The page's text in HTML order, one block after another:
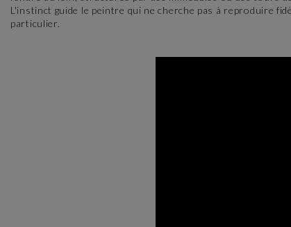
L'instinct guide le peintre qui ne cherche pas à reproduire
particulier.